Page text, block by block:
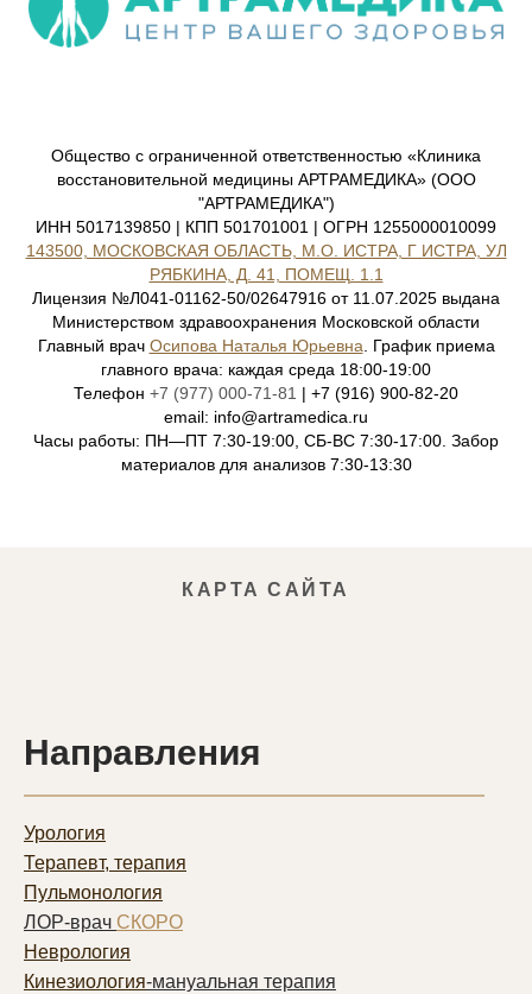
Общество с ограниченной ответственностью «Клиника
восстановительной медицины АРТРАМЕДИКА» (ООО
"АРТРАМЕДИКА")
ИНН 5017139850 | КПП 501701001 | ОГРН 1255000010099
143500, МОСКОВСКАЯ ОБЛАСТЬ, М.О. ИСТРА, Г ИСТРА, УЛ
РЯБКИНА, Д. 41, ПОМЕЩ. 1.1
Лицензия №Л041-01162-50/02647916 от 11.07.2025 выдана
Министерством здравоохранения Московской области
Главный врач Осипова Наталья Юрьевна . График приема
главного врача: каждая среда 18:00-19:00
Телефон +7 (977) 000-71-81 | +7 (916) 900-82-20
email: info@artramedica.ru
Часы работы: ПН—ПТ 7:30-19:00, СБ-ВС 7:30-17:00. Забор
материалов для анализов 7:30-13:30
КАРТА САЙТА
Направления
Урология
Терапевт, терапия
Пульмонология
ЛОР-врач СКОРО
Неврология
Кинезиология-мануальная терапия